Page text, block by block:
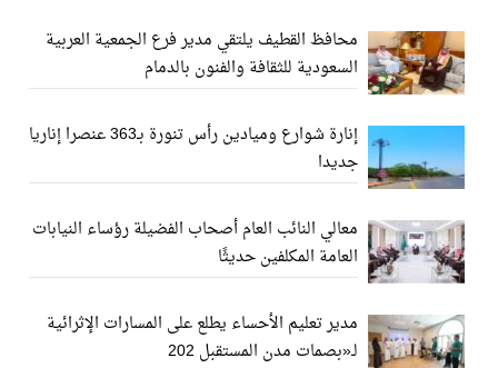
محافظ القطيف يلتقي مدير فرع الجمعية العربية
السعودية للثقافة والفنون بالدمام
إنارة شوارع وميادين رأس تنورة بـ363 عنصرا إناريا
جديدا
معالي النائب العام أصحاب الفضيلة رؤساء النيابات
العامة المكلفين حديثًا
مدير تعليم الأحساء يطلع على المسارات الإثرائية
لـ«بصمات مدن المستقبل 202